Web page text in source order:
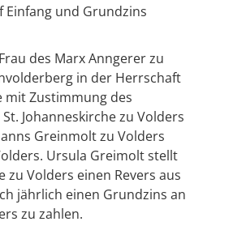
Einfang und Grundzins
des Marx Anngerer zu
in der Herrschaft
mit Zustimmung des
Johanneskirche zu Volders
Greinmolt zu Volders
Ursula Greimolt stellt
zu Volders einen Revers aus
jährlich einen Grundzins an
zu zahlen.